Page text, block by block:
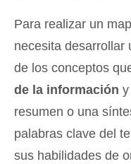
Para realizar un
necesita desarrollar
de los conceptos
de la información
resumen o una
palabras clave del
sus habilidades de